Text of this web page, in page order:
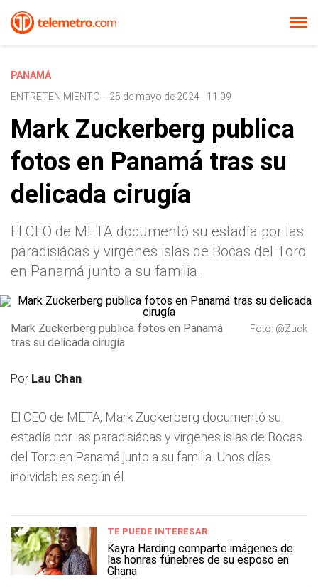
PANAMÁ
ENTRETENIMIENTO - 25 de mayo de 2024 - 11:09
Mark Zuckerberg publica
fotos en Panamá tras su
delicada cirugía
El CEO de META documentó su estadía por las
paradisiácas y virgenes islas de Bocas del Toro
en Panamá junto a su familia.
Mark Zuckerberg publica fotos en Panamá
tras su delicada cirugía
Foto: @Zuck
Por Lau Chan
El CEO de META, Mark Zuckerberg documentó su
estadía por las paradisiácas y virgenes islas de Bocas
del Toro en Panamá junto a su familia. Unos días
inolvidables según él.
TE PUEDE INTERESAR:
Kayra Harding comparte imágenes de
las honras fúnebres de su esposo en
Ghana